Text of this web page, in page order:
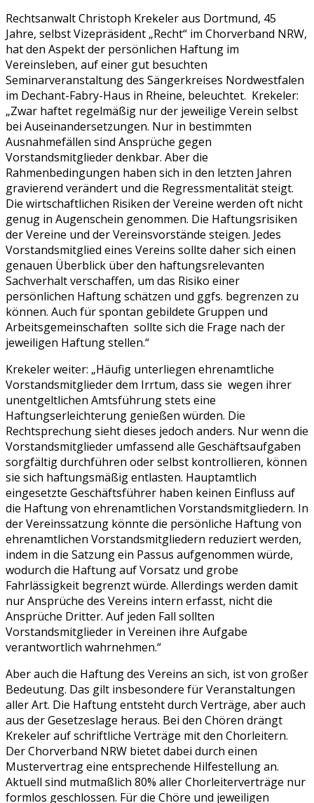
Rechtsanwalt Christoph Krekeler aus Dortmund, 45
Jahre, selbst Vizepräsident „Recht“ im Chorverband NRW,
hat den Aspekt der persönlichen Haftung im
Vereinsleben, auf einer gut besuchten
Seminarveranstaltung des Sängerkreises Nordwestfalen
im Dechant-Fabry-Haus in Rheine, beleuchtet. Krekeler:
„Zwar haftet regelmäßig nur der jeweilige Verein selbst
bei Auseinandersetzungen. Nur in bestimmten
Ausnahmefällen sind Ansprüche gegen
Vorstandsmitglieder denkbar. Aber die
Rahmenbedingungen haben sich in den letzten Jahren
gravierend verändert und die Regressmentalität steigt.
Die wirtschaftlichen Risiken der Vereine werden oft nicht
genug in Augenschein genommen. Die Haftungsrisiken
der Vereine und der Vereinsvorstände steigen. Jedes
Vorstandsmitglied eines Vereins sollte daher sich einen
genauen Überblick über den haftungsrelevanten
Sachverhalt verschaffen, um das Risiko einer
persönlichen Haftung schätzen und ggfs. begrenzen zu
können. Auch für spontan gebildete Gruppen und
Arbeitsgemeinschaften sollte sich die Frage nach der
jeweiligen Haftung stellen.“
Krekeler weiter: „Häufig unterliegen ehrenamtliche
Vorstandsmitglieder dem Irrtum, dass sie wegen ihrer
unentgeltlichen Amtsführung stets eine
Haftungserleichterung genießen würden. Die
Rechtsprechung sieht dieses jedoch anders. Nur wenn die
Vorstandsmitglieder umfassend alle Geschäftsaufgaben
sorgfältig durchführen oder selbst kontrollieren, können
sie sich haftungsmäßig entlasten. Hauptamtlich
eingesetzte Geschäftsführer haben keinen Einfluss auf
die Haftung von ehrenamtlichen Vorstandsmitgliedern. In
der Vereinssatzung könnte die persönliche Haftung von
ehrenamtlichen Vorstandsmitgliedern reduziert werden,
indem in die Satzung ein Passus aufgenommen würde,
wodurch die Haftung auf Vorsatz und grobe
Fahrlässigkeit begrenzt würde. Allerdings werden damit
nur Ansprüche des Vereins intern erfasst, nicht die
Ansprüche Dritter. Auf jeden Fall sollten
Vorstandsmitglieder in Vereinen ihre Aufgabe
verantwortlich wahrnehmen.“
Aber auch die Haftung des Vereins an sich, ist von großer
Bedeutung. Das gilt insbesondere für Veranstaltungen
aller Art. Die Haftung entsteht durch Verträge, aber auch
aus der Gesetzeslage heraus. Bei den Chören drängt
Krekeler auf schriftliche Verträge mit den Chorleitern.
Der Chorverband NRW bietet dabei durch einen
Mustervertrag eine entsprechende Hilfestellung an.
Aktuell sind mutmaßlich 80% aller Chorleiterverträge nur
formlos geschlossen. Für die Chöre und jeweiligen